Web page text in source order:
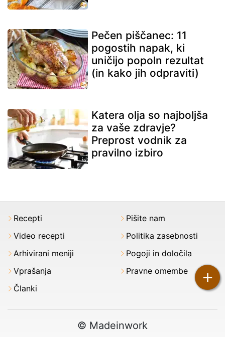
Pečen piščanec: 11
pogostih napak, ki
uničijo popoln rezultat
(in kako jih odpraviti)
Katera olja so najboljša
za vaše zdravje?
Preprost vodnik za
pravilno izbiro
+
Recepti
Video recepti
Arhivirani meniji
Vprašanja
Članki
Pišite nam
Politika zasebnosti
Pogoji in določila
Pravne omembe
© Madeinwork